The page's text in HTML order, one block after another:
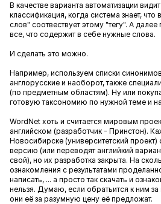
В качестве варианта автоматизации
классификация, когда система знает,
слов" соотвествует этому "тегу". А далее
все, что содержит в себе нужные слова.
И сделать это можно.
Например, используем списки
англорусские и наоборот, также
(по предметным областям). Ну или
готовую таксономию по нужной теме и
WordNet хоть и считается мировым
английском (разработчик - Принстон).
Новосибирске (университетский
версию (или переводят английкий
свой), но их разработка закрыта. На
ознакомления с результатами
написать, ... а просто так скачать и
нельзя. Думаю, если обратьится к ним за
они её за разумную цену её предложат.